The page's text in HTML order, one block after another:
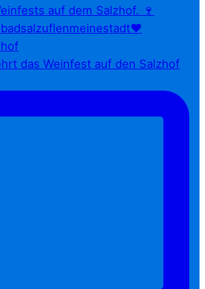
das Weinfest auf den Salzhof